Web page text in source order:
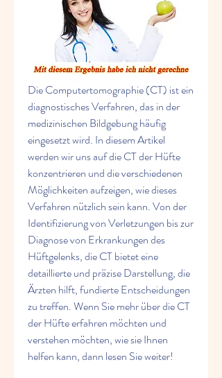
Die Computertomographie (CT) ist ein
diagnostisches Verfahren, das in der
medizinischen Bildgebung häufig
eingesetzt wird. In diesem Artikel
werden wir uns auf die CT der Hüfte
konzentrieren und die verschiedenen
Möglichkeiten aufzeigen, wie dieses
Verfahren nützlich sein kann. Von der
Identifizierung von Verletzungen bis zur
Diagnose von Erkrankungen des
Hüftgelenks, die CT bietet eine
detaillierte und präzise Darstellung, die
Ärzten hilft, fundierte Entscheidungen
zu treffen. Wenn Sie mehr über die CT
der Hüfte erfahren möchten und
verstehen möchten, wie sie Ihnen
helfen kann, dann lesen Sie weiter!